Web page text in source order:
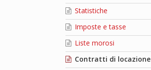
Statistiche
Imposte e tasse
Liste morosi
Contratti di locazione